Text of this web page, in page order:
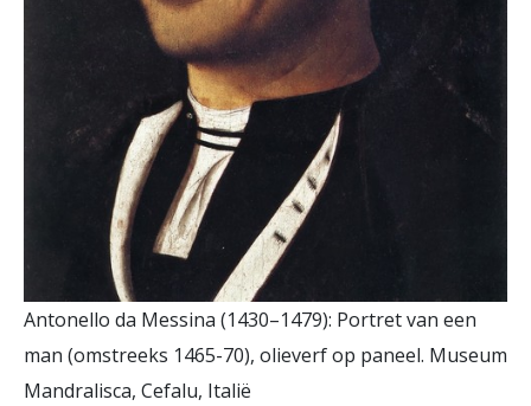
Antonello da Messina (1430–1479): Portret van een
man (omstreeks 1465-70), olieverf op paneel. Museum
Mandralisca, Cefalu, Italië